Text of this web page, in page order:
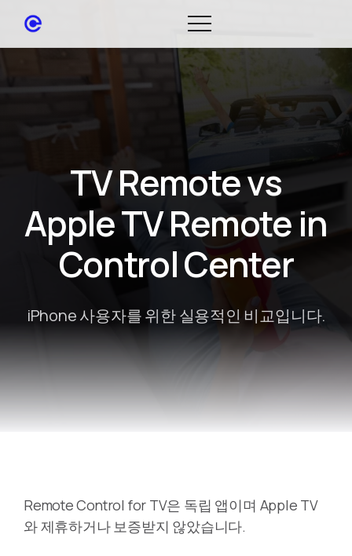
TV Remote vs
Apple TV Remote in
Control Center
iPhone 사용자를 위한 실용적인 비교입니다.
Remote Control for TV은 독립 앱이며 Apple TV
와 제휴하거나 보증받지 않았습니다.